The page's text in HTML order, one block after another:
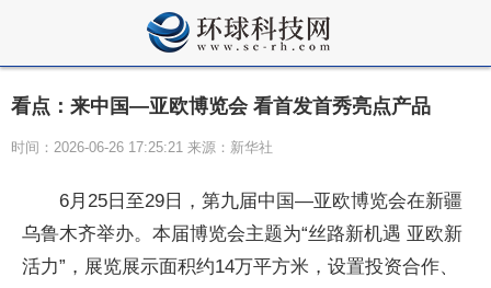
看点：来中国—亚欧博览会 看首发首秀亮点产品
时间：2026-06-26 17:25:21 来源：新华社
6月25日至29日，第九届中国—亚欧博览会在新疆
乌鲁木齐举办。本届博览会主题为“丝路新机遇 亚欧新
活力”，展览展示面积约14万平方米，设置投资合作、